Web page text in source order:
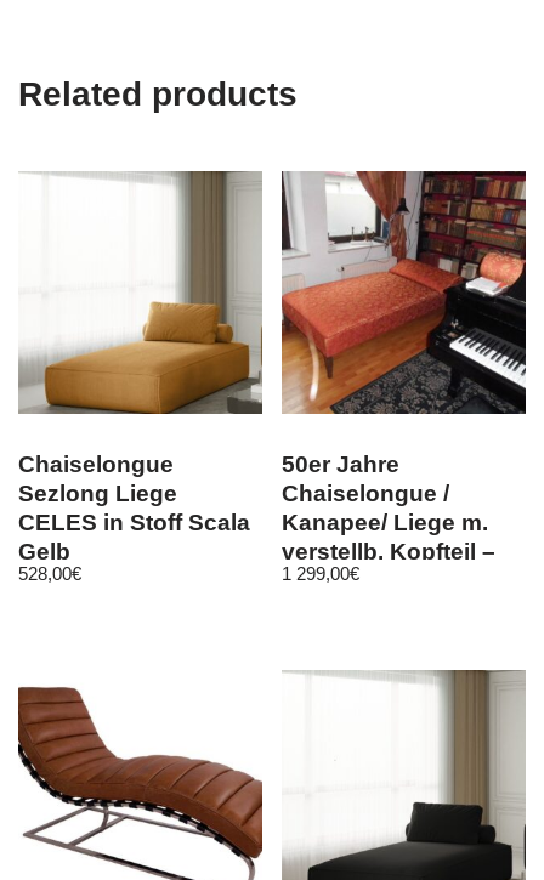
Related products
Chaiselongue
Sezlong Liege
CELES in Stoff Scala
Gelb
528,00€
50er Jahre
Chaiselongue /
Kanapee/ Liege m.
verstellb. Kopfteil –
Überbreite
1 299,00€